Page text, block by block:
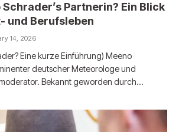
Partnerin? Ein Blick
und Berufsleben
14, 2026
Eine kurze Einführung) Meeno
deutscher Meteorologe und
Bekannt geworden durch…